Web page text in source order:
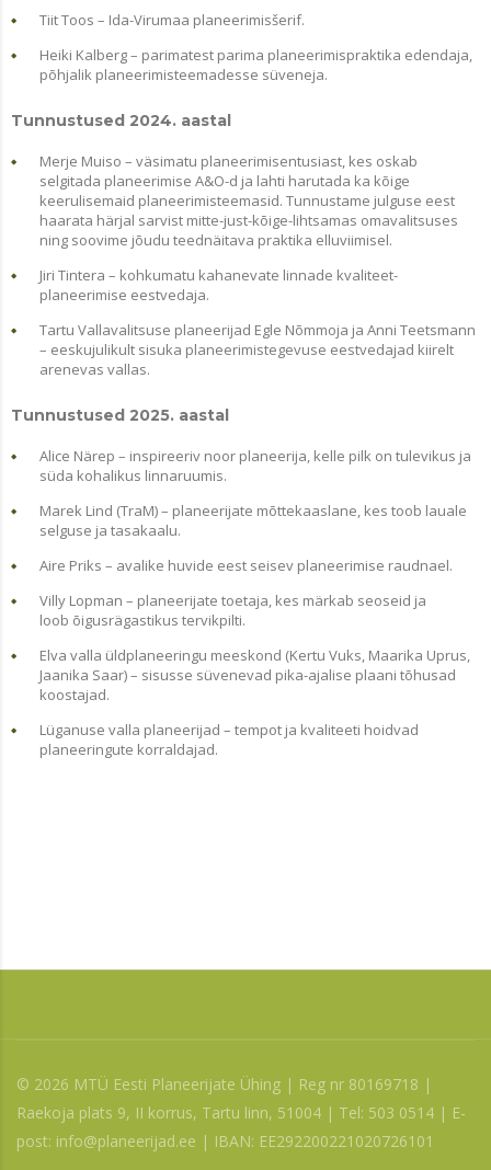
Tiit Toos – Ida-Virumaa planeerimisšerif.
Heiki Kalberg – parimatest parima planeerimispraktika edendaja,
põhjalik planeerimisteemadesse süveneja.
Tunnustused 2024. aastal
Merje Muiso – väsimatu planeerimisentusiast, kes oskab
selgitada planeerimise A&O-d ja lahti harutada ka kõige
keerulisemaid planeerimisteemasid. Tunnustame julguse eest
haarata härjal sarvist mitte-just-kõige-lihtsamas omavalitsuses
ning soovime jõudu teednäitava praktika elluviimisel.
Jiri Tintera – kohkumatu kahanevate linnade kvaliteet-
planeerimise eestvedaja.
Tartu Vallavalitsuse planeerijad Egle Nõmmoja ja Anni Teetsmann
– eeskujulikult sisuka planeerimistegevuse eestvedajad kiirelt
arenevas vallas.
Tunnustused 2025. aastal
Alice Närep – inspireeriv noor planeerija, kelle pilk on tulevikus ja
süda kohalikus linnaruumis.
Marek Lind (TraM) – planeerijate mõttekaaslane, kes toob lauale
selguse ja tasakaalu.
Aire Priks – avalike huvide eest seisev planeerimise raudnael.
Villy Lopman – planeerijate toetaja, kes märkab seoseid ja
loob õigusrägastikus tervikpilti.
Elva valla üldplaneeringu meeskond (Kertu Vuks, Maarika Uprus,
Jaanika Saar) – sisusse süvenevad pika-ajalise plaani tõhusad
koostajad.
Lüganuse valla planeerijad – tempot ja kvaliteeti hoidvad
planeeringute korraldajad.
© 2026 MTÜ Eesti Planeerijate Ühing | Reg nr 80169718 |
Raekoja plats 9, II korrus, Tartu linn, 51004 | Tel: 503 0514 | E-
post: info@planeerijad.ee | IBAN: EE292200221020726101